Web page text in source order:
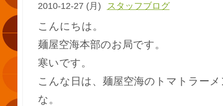
2010-12-27 (月) スタッフブログ
こんにちは。
麺屋空海本部のお局です。
寒いです。
こんな日は、麺屋空海のトマトラー
な。